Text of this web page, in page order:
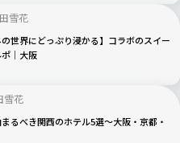
雪花
の世界にどっぷり浸かる】コラボのスイー
｜大阪
雪花
まるべき関西のホテル5選〜大阪・京都・